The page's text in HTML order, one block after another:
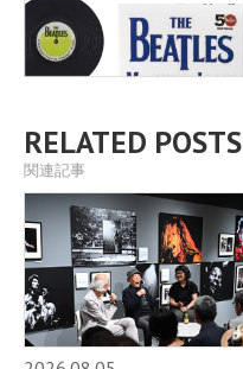
RELATED POSTS
関連記事